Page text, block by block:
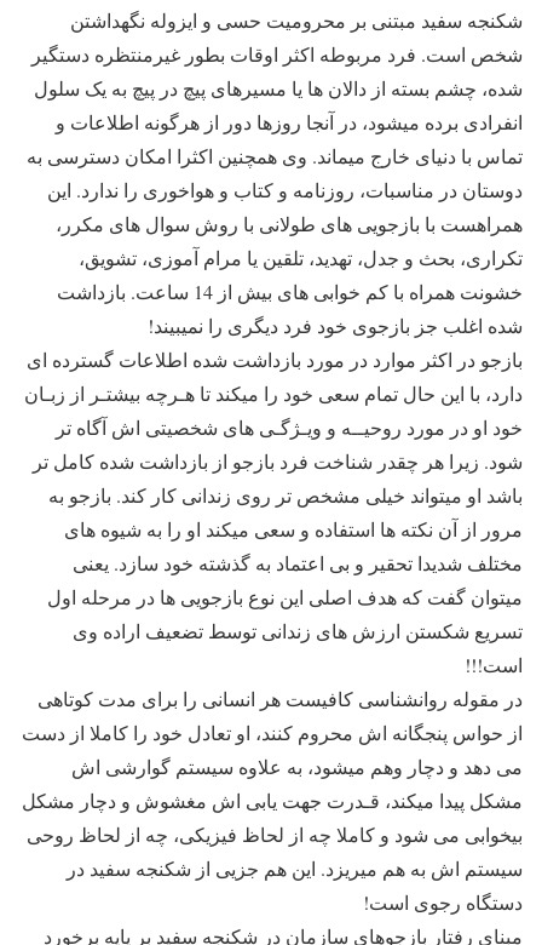
شکنجه سفید مبتنی بر محرومیت حسی و ایزوله نگهداشتن
شخص است. فرد مربوطه اکثر اوقات بطور غیرمنتظره دستگیر
شده، چشم بسته از دالان ها یا مسیرهای پیچ در پیچ به یک سلول
انفرادی برده میشود، در آنجا روزها دور از هرگونه اطلاعات و
تماس با دنیای خارج میماند. وی همچنین اکثرا امکان دسترسی به
دوستان در مناسبات، روزنامه و کتاب و هواخوری را ندارد. این
همراهست با بازجویی های طولانی با روش سوال های مکرر،
تکراری، بحث و جدل، تهدید، تلقین یا مرام آموزی، تشویق،
خشونت همراه با کم خوابی های بیش از 14 ساعت. بازداشت
شده اغلب جز بازجوی خود فرد دیگری را نمیبیند!
بازجو در اکثر موارد در مورد بازداشت شده اطلاعات گسترده ای
دارد، با این حال تمام سعی خود را میکند تا هـرچه بیشتـر از زبـان
خود او در مورد روحیــه و ویـژگـی های شخصیتی اش آگاه تر
شود. زیرا هر چقدر شناخت فرد بازجو از بازداشت شده کامل تر
باشد او میتواند خیلی مشخص تر روی زندانی کار کند. بازجو به
مرور از آن نکته ها استفاده و سعی میکند او را به شیوه های
مختلف شدیدا تحقیر و بی اعتماد به گذشته خود سازد. یعنی
میتوان گفت که هدف اصلی این نوع بازجویی ها در مرحله اول
تسریع شکستن ارزش های زندانی توسط تضعیف اراده وی
است!!!
در مقوله روانشناسی کافیست هر انسانی را برای مدت کوتاهی
از حواس پنجگانه اش محروم کنند، او تعادل خود را کاملا از دست
می دهد و دچار وهم میشود، به علاوه سیستم گوارشی اش
مشکل پیدا میکند، قـدرت جهت یابی اش مغشوش و دچار مشکل
بیخوابی می شود و کاملا چه از لحاظ فیزیکی، چه از لحاظ روحی
سیستم اش به هم میریزد. این هم جزیی از شکنجه سفید در
دستگاه رجوی است!
مبنای رفتار بازجوهای سازمان در شکنجه سفید بر پایه برخورد